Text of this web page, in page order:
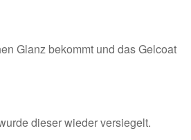
Glanz bekommt und das Gelcoat
dieser wieder versiegelt.